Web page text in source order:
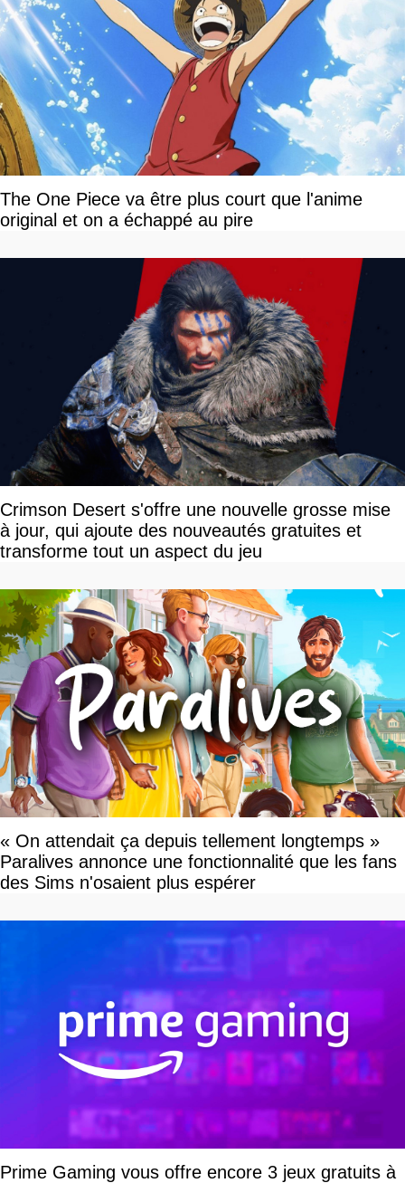
The One Piece va être plus court que l'anime
original et on a échappé au pire
Crimson Desert s'offre une nouvelle grosse mise
à jour, qui ajoute des nouveautés gratuites et
transforme tout un aspect du jeu
« On attendait ça depuis tellement longtemps »
Paralives annonce une fonctionnalité que les fans
des Sims n'osaient plus espérer
Prime Gaming vous offre encore 3 jeux gratuits à